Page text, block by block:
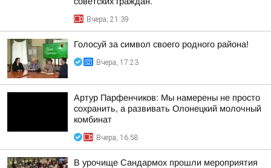
Вчера, 21:39
Голосуй за символ своего родного района!
Вчера, 17:23
Артур Парфенчиков: Мы намерены не просто
сохранить, а развивать Олонецкий молочный
комбинат
Вчера, 16:58
В урочище Сандармох прошли мероприятия